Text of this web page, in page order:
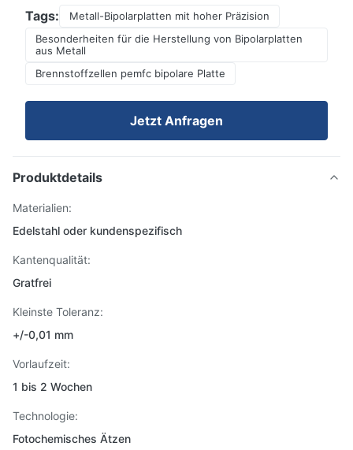
Tags:
Metall-Bipolarplatten mit hoher Präzision
Besonderheiten für die Herstellung von Bipolarplatten
aus Metall
Brennstoffzellen pemfc bipolare Platte
Jetzt Anfragen
Produktdetails
Materialien:
Edelstahl oder kundenspezifisch
Kantenqualität:
Gratfrei
Kleinste Toleranz:
+/-0,01 mm
Vorlaufzeit:
1 bis 2 Wochen
Technologie:
Fotochemisches Ätzen